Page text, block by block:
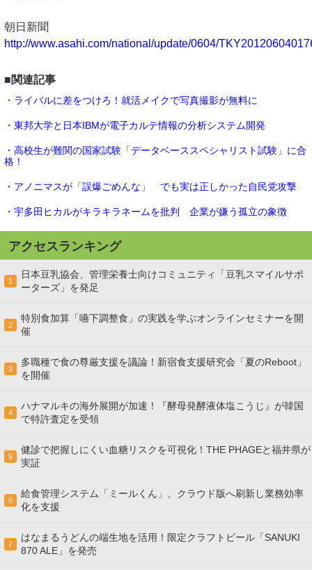
朝日新聞
http://www.asahi.com/national/update/0604/
■関連記事
・ライバルに差をつけろ！就活メイクで写真撮影が無料に
・東邦大学と日本IBMが電子カルテ情報の分析システム開発
・高校生が難関の国家試験「データベーススペシャリスト試験」に合
格！
・アノニマスが「誤爆ごめんな」 でも実は正しかった自民党攻撃
・宇多田ヒカルがキラキラネームを批判 企業が嫌う孤立の象徴
アクセスランキング
1
日本豆乳協会、管理栄養士向けコミュニティ「豆乳スマイルサポ
ーターズ」を発足
2
特別食加算「嚥下調整食」の実践を学ぶオンラインセミナーを開
催
3
多職種で食の尊厳支援を議論！新宿食支援研究会「夏のReboot」
を開催
4
ハナマルキの海外展開が加速！『酵母発酵液体塩こうじ』が韓国
で特許査定を受領
5
健診で把握しにくい血糖リスクを可視化！THE PHAGEと福井県が
実証
6
給食管理システム「ミールくん」、クラウド版へ刷新し業務効率
化を支援
7
はなまるうどんの端生地を活用！限定クラフトビール「SANUKI
870 ALE」を発売